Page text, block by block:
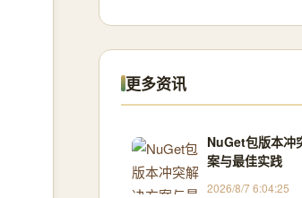
更多资讯
NuGet包版本冲
案与最佳实践
2026/8/7 6:04:25